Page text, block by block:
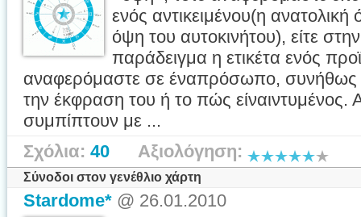
ενός αντικειμένου(η
όψη του αυτοκινήτου), είτε
παράδειγμα η ετικέτα ενός
αναφερόμαστε σε έναπρόσωπο,
την έκφραση του ή το πώς είναιντυμένος.
συμπίπτουν με ...
Σχόλια: 40 Αξιολόγηση:
Σύνοδοι στον γενέθλιο χάρτη
Stardome* @ 26.01.2010